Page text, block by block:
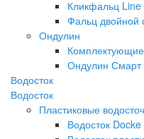
Кликфальц Line
Фальц двойной
Ондулин
Ондулин Смарт
Водосток
Водосток
Пластиковые
Водосток Docke